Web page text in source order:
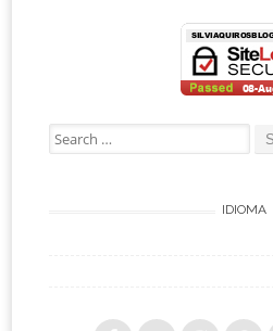
Post navigation
Search for:
IDIOMA